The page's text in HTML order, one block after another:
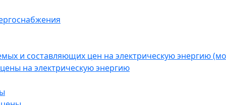
и составляющих цен на электрическую энергию
на электрическую энергию